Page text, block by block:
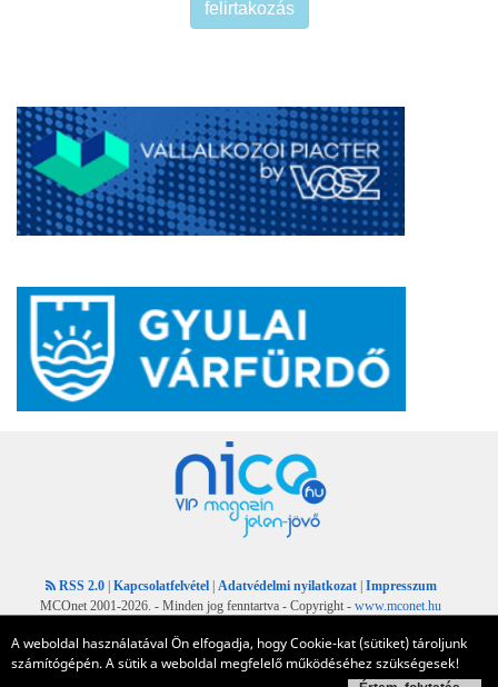
A weboldal használatával Ön elfogadja, hogy Cookie-kat (sütiket) tároljunk
számítógépén. A sütik a weboldal megfelelő működéséhez szükségesek!
RSS 2.0 Kapcsolatfelvétel Adatvédelmi nyilatkozat
Impresszum
MCOnet 2001-2026. - Minden jog fenntartva - Copyright - www.mconet.hu